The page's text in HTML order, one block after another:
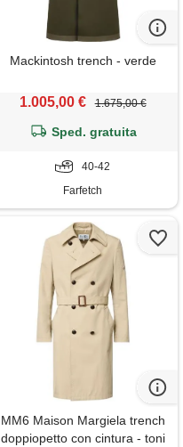
Mackintosh trench - verde
1.005,00 € 1.675,00 €
Sped. gratuita
40-42
Farfetch
MM6 Maison Margiela trench
doppiopetto con cintura - toni